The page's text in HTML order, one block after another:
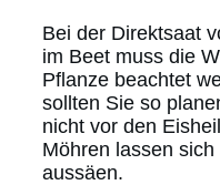
Bei der Direktsaat
im Beet muss die
Pflanze beachtet
sollten Sie so
nicht vor den
Möhren lassen
aussäen.